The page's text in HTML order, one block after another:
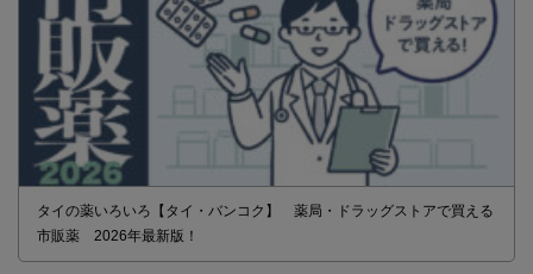
タイの薬いろいろ【タイ・バンコク】 薬局・ドラッグストアで買える
市販薬 2026年最新版！